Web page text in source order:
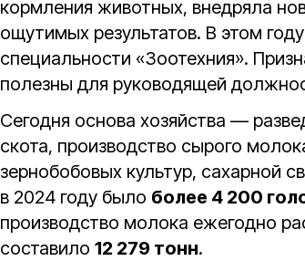
кормления животных, внедряла
ощутимых результатов. В этом
специальности «Зоотехния».
полезны для руководящей
Сегодня основа хозяйства —
скота, производство сырого
зернобобовых культур, сахарной
в 2024 году было более 4 200
производство молока ежегодно
составило 12 279 тонн.